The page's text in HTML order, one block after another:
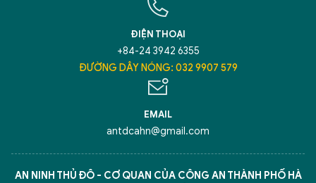
ĐIỆN THOẠI
+84-24 3942 6355
ĐƯỜNG DÂY NÓNG: 032 9907 579
EMAIL
antdcahn@gmail.com
AN NINH THỦ ĐÔ - CƠ QUAN CỦA CÔNG AN THÀNH PHỐ HÀ